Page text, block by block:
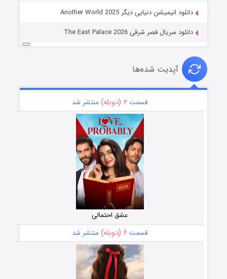
دانلود انیمیشن دنیایی دیگر Another World 2025
دانلود سریال قصر شرقی The East Palace 2026
آپدیت شده‌ها
قسمت ۲ (دوبله) منتشر شد
عشق احتمالی
قسمت ۶ (دوبله) منتشر شد